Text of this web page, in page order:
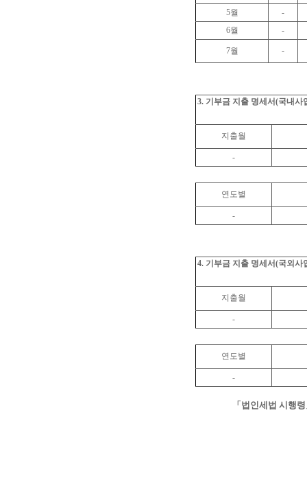
5월
-
6월
-
7월 -
3. 기부금 지출 명세서(국내사
지출월
-
연도별
-
4. 기부금 지출 명세서(국외사
지출월
-
연도별
-
「법인세법 시행